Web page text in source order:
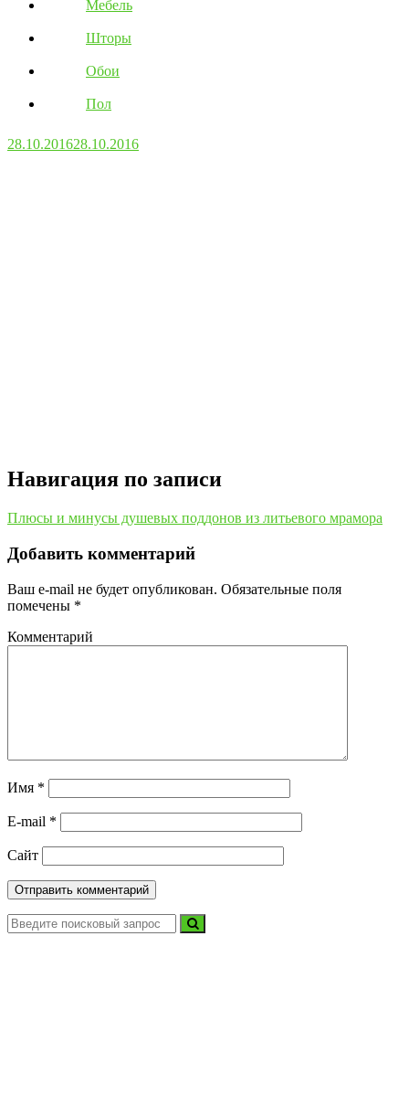
Мебель
Шторы
Обои
Пол
28.10.201628.10.2016
Навигация по записи
Плюсы и минусы душевых поддонов из литьевого мрамора
Добавить комментарий
Ваш e-mail не будет опубликован. Обязательные поля
помечены *
Комментарий
Имя *
E-mail *
Сайт